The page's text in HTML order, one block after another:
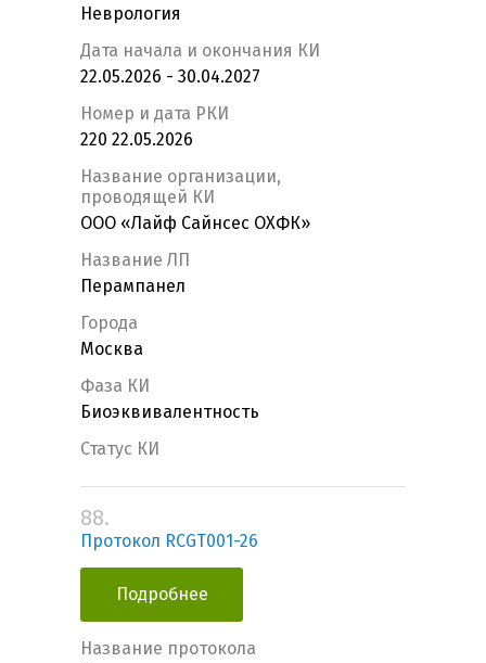
Неврология
Дата начала и окончания КИ
22.05.2026 - 30.04.2027
Номер и дата РКИ
220 22.05.2026
Название организации,
проводящей КИ
ООО «Лайф Сайнсес ОХФК»
Название ЛП
Перампанел
Города
Москва
Фаза КИ
Биоэквивалентность
Статус КИ
88.
Протокол RCGT001-26
Подробнее
Название протокола